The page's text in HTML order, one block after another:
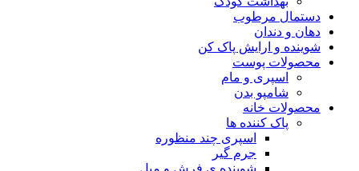
دستمال مرطوب
دهان و دندان
شوینده و ارایش پاک کن
محصولات پوست
اسپری و مام
شامپو بدن
محصولات خانه
پاک کننده ها
اسپری چند منظوره
جرم گیر